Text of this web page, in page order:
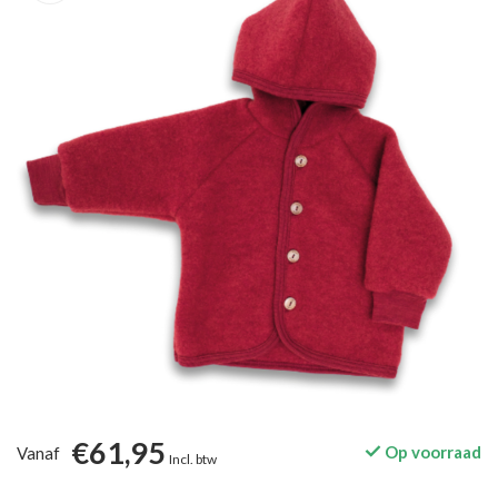
Vanaf €61,95 Incl. btw Op voorraad